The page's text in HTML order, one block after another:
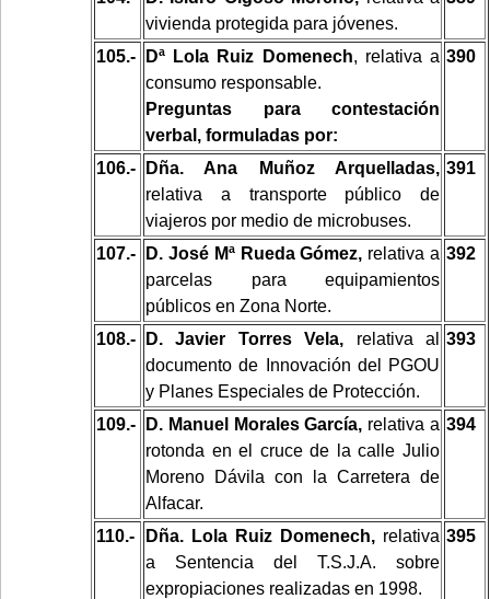
vivienda protegida para jóvenes.
105.- Dª Lola Ruiz Domenech, relativa a
consumo responsable.
Preguntas para contestación
verbal, formuladas por:
390
106.-
Dña. Ana Muñoz Arquelladas,
relativa a transporte público de
viajeros por medio de microbuses.
391
107.- D. José Mª Rueda Gómez, relativa a
parcelas para equipamientos
públicos en Zona Norte.
392
108.- D. Javier Torres Vela, relativa al
documento de Innovación del PGOU
y Planes Especiales de Protección.
393
109.- D. Manuel Morales García, relativa a
rotonda en el cruce de la calle Julio
Moreno Dávila con la Carretera de
Alfacar.
394
110.- Dña. Lola Ruiz Domenech, relativa
a Sentencia del T.S.J.A. sobre
expropiaciones realizadas en 1998.
395